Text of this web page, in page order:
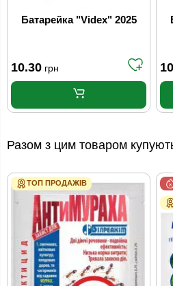
Батарейка "Videx" 2025
10.30 грн
Разом з цим товаром
ТОП ПРОДАЖІВ